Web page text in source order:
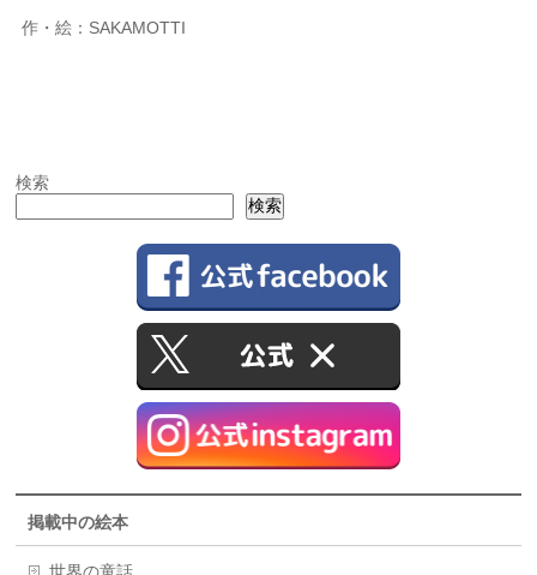
作・絵：SAKAMOTTI
検索
検索
掲載中の絵本